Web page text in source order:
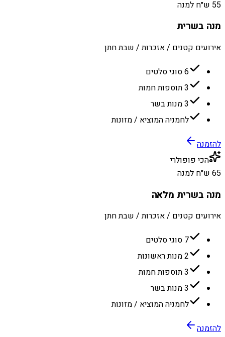
55 ש״ח למנה
מנה בשרית
אירועים קטנים / אזכרות / שבת חתן
6 סוגי סלטים
3 תוספות חמות
3 מנות בשר
לחמניה המוציא / מזונות
להזמנה
הכי פופולרי
65 ש״ח למנה
מנה בשרית מלאה
אירועים קטנים / אזכרות / שבת חתן
7 סוגי סלטים
2 מנות ראשונות
3 תוספות חמות
3 מנות בשר
לחמניה המוציא / מזונות
להזמנה